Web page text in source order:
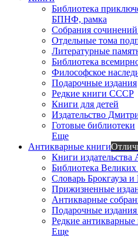
Библиотека
БПНФ, рамка
Собрания
Отдельные тома
Литературные
Библиотека
Философское
Подарочные издания
Редкие книги СССР
Книги для детей
Издательство
Готовые библиотеки
Еще
Антикварные книги
Книги
Библиотека Великих
Словарь Брокгауза
Прижизненные
Антикварные
Подарочные
Редкие антикварные
Еще